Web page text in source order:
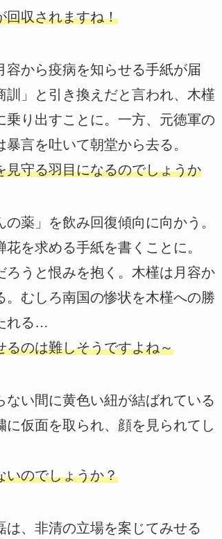
回収されますね！
から疫病を知らせる手紙が届
訓」と引き換えだと言われ、木槿
り出すことに。一方、元徳軍の
言を吐いて朝堂から去る。
守る羽目になるのでしょうか
薬」を飲み回復傾向に向かう。
を求める手紙を書くことに。
うと恨みを抱く。木槿は月容か
むしろ南国の惨状を木槿への勝
れる…
るのは難しそうですよね～
い間に黄色い紐が結ばれている
仮面を取られ、顔を見られてし
いのでしょうか？
、非清の立場を案じてみせる